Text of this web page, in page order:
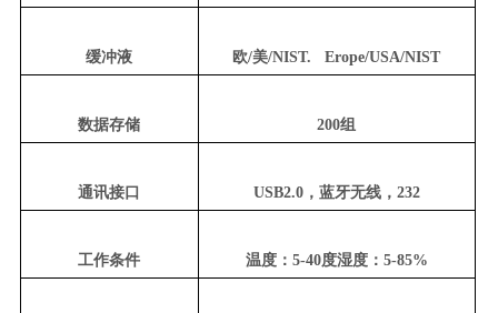
缓冲液 欧/美/NIST. Erope/USA/NIST
数据存储 200组
通讯接口 USB2.0，蓝牙无线，232
工作条件 温度：5-40度湿度：5-85%